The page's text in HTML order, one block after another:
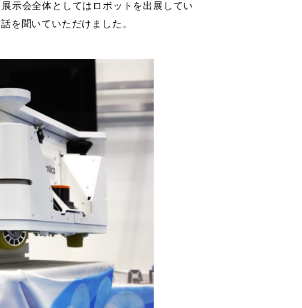
示会全体としてはロボットを出展してい
を聞いていただけました。